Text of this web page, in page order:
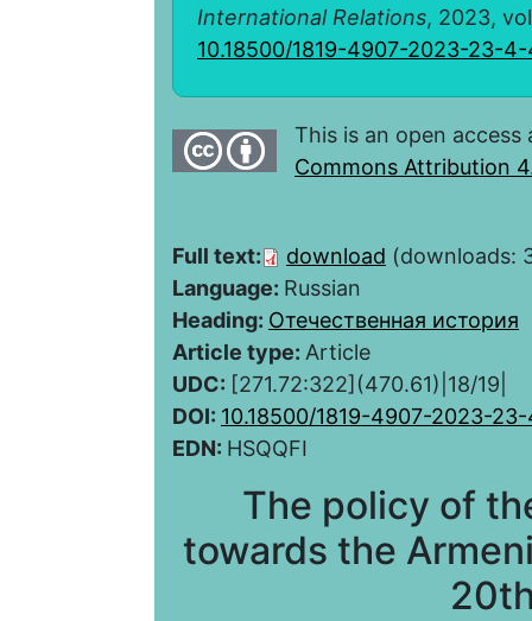
International Relations, 2023,
10.18500/1819-4907-2023-23-
This is an open
Commons Attribution
Full text: download (downloads:
Language: Russian
Heading: Отечественная история
Article type: Article
UDC: [271.72:322](470.61)|18/19|
DOI: 10.18500/1819-4907-2023-
EDN: HSQQFI
The policy of
towards the